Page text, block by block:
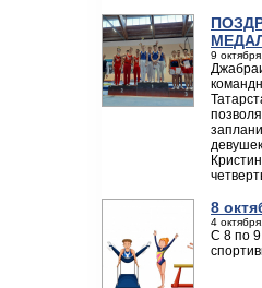
9
8
4
С 8 по 9